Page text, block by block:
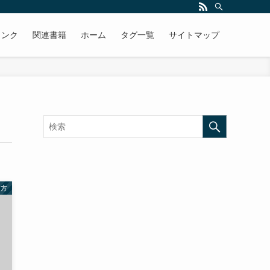
ンク 関連書籍 ホーム タグ一覧 サイトマップ